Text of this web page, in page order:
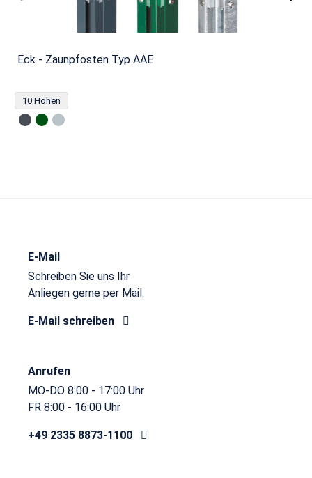
Eck - Zaunpfosten Typ AAE
10 Höhen
E-Mail
Schreiben Sie uns Ihr
Anliegen gerne per Mail.
E-Mail schreiben
Anrufen
MO-DO 8:00 - 17:00 Uhr
FR 8:00 - 16:00 Uhr
+49 2335 8873-1100